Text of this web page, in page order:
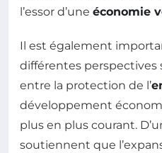
l’essor d’une économie
Il est également
différentes perspectives
entre la protection de l’
développement
plus en plus courant.
soutiennent que